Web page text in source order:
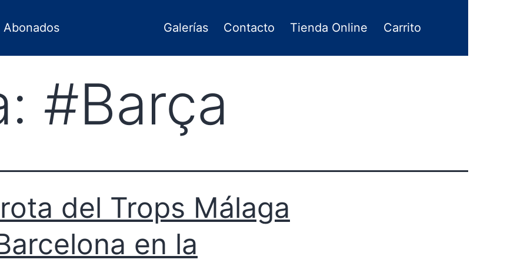
Abonados Galerías Contacto Tienda Online Carrito
#Barça
del Trops Málaga
en la